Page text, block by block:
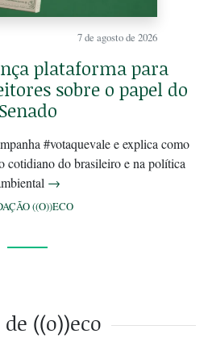
7 de agosto de 2026
plataforma para
sobre o papel do
Senado
#votaquevale e explica como
cotidiano do brasileiro e na política
→
((O))ECO
((o))eco